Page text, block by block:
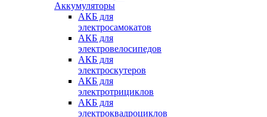
Аккумуляторы
АКБ для
электросамокатов
АКБ для
электровелосипедов
АКБ для
электроскутеров
АКБ для
электротрициклов
АКБ для
электроквадроциклов